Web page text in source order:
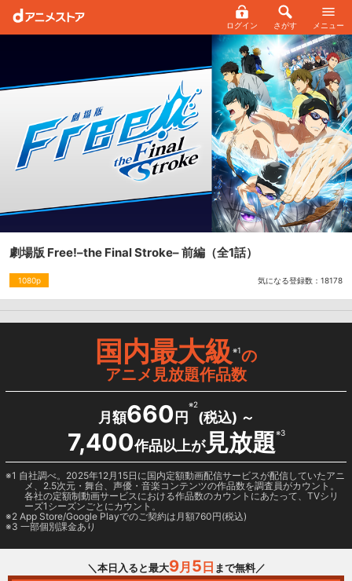
ログイン さがす メニュー
劇場版 Free!–the Final Stroke– 前編 （全1話）
1080p 気になる登録数： 18178
国内最大級※1の
アニメ見放題作品数
月額660 円
※2
(税込) ～
7,400作品以上が見放題※3
1 自社調べ。2025年12月15日に国内定額動画配信サービスが配信していたアニ
メ、2.5次元・舞台、声優・音楽コンテンツの作品数を調査員がカウント。
各社の定額制動画サービスにおける作品数のカウントにあたって、TVシリ
ーズ1シーズンごとにカウント。
2 App Store/Google Playでのご契約は月額760円(税込)
3 一部個別課金あり
＼本日入ると最大9月 5 日 まで無料／